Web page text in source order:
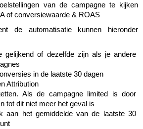
van de campagne te kijken
of conversiewaarde & ROAS
de automatisatie kunnen hieronder
gelijkend of dezelfde zijn als je andere
in de laatste 30 dagen
Attribution
Als de campagne limited is door
tot dit niet meer het geval is
aan het gemiddelde van de laatste 30